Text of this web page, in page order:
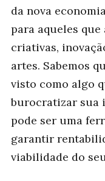
da nova
para aqueles
criativas,
artes. Sabemos
visto como algo
burocratizar sua
pode ser uma
garantir
viabilidade do